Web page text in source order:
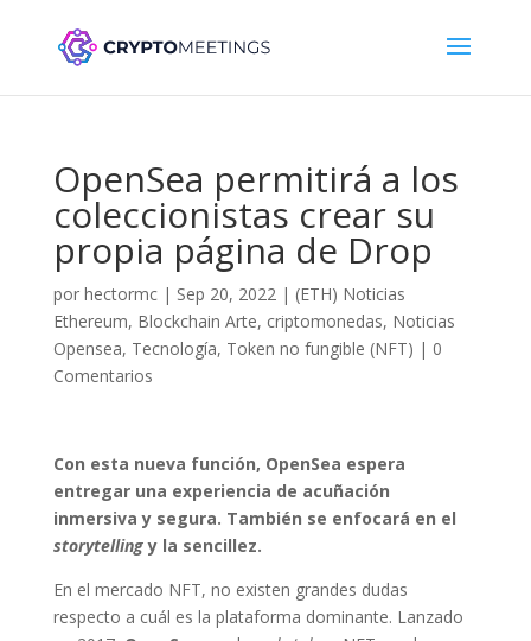
OpenSea permitirá a los
coleccionistas crear su
propia página de Drop
por hectormc| Sep 20, 2022| (ETH) Noticias
Ethereum, Blockchain Arte, criptomonedas, Noticias
Opensea, Tecnología, Token no fungible (NFT) | 0
Comentarios
Con esta nueva función, OpenSea espera
entregar una experiencia de acuñación
inmersiva y segura. También se enfocará en el
storytellingy la sencillez.
En el mercado NFT, no existen grandes dudas
respecto a cuál es la plataforma dominante. Lanzado